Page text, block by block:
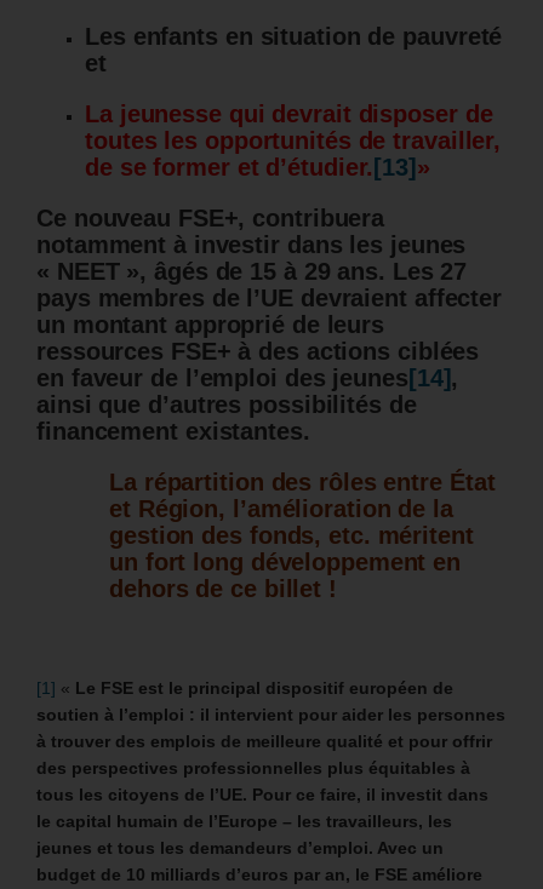
Les enfants en situation de pauvreté
et
La jeunesse qui devrait disposer de
toutes les opportunités de travailler,
de se former et d’étudier. [13] »
Ce nouveau FSE+, contribuera
notamment à investir dans les jeunes
« NEET », âgés de 15 à 29 ans. Les 27
pays membres de l’UE devraient affecter
un montant approprié de leurs
ressources FSE+ à des actions ciblées
en faveur de l’emploi des jeunes [14],
ainsi que d’autres possibilités de
financement existantes.
La répartition des rôles entre État
et Région, l’amélioration de la
gestion des fonds, etc. méritent
un fort long développement en
dehors de ce billet !
[1] « Le FSE est le principal dispositif européen de
soutien à l’emploi : il intervient pour aider les personnes
à trouver des emplois de meilleure qualité et pour offrir
des perspectives professionnelles plus équitables à
tous les citoyens de l’UE. Pour ce faire, il investit dans
le capital humain de l’Europe – les travailleurs, les
jeunes et tous les demandeurs d’emploi. Avec un
budget de 10 milliards d’euros par an, le FSE améliore